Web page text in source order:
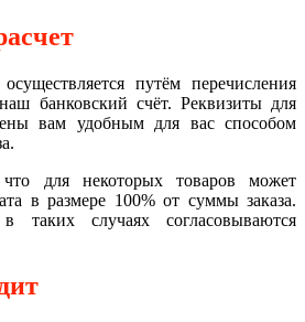
путём перечисления
банковский счёт. Реквизиты для
вам удобным для вас способом
для некоторых товаров может
в размере 100% от суммы заказа.
таких случаях согласовываются